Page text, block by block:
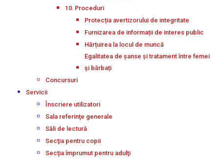
10. Proceduri
Protecția avertizorului de integritate
Furnizarea de informații de interes public
Hărțuirea la locul de muncă
Egalitatea de șanse și tratament între femei
și bărbați
Concursuri
Servicii
Înscriere utilizatori
Sala referinţe generale
Săli de lectură
Secţia pentru copii
Secţia împrumut pentru adulţi